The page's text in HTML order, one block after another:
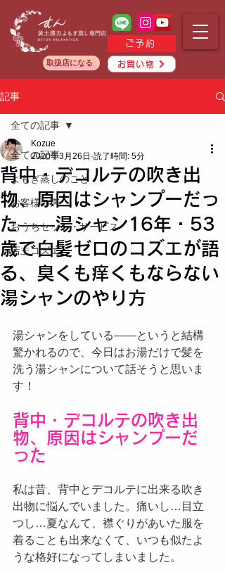
ご予約
お買い物
取扱店になる
記事
全ての記事
よもぎ蒸しのこと
お客様の声
おうちセット・サービス
店主コズエ
全ての記事
背中・デコルテの吹き出
物、原因はシャンプーだっ
た——湯シャン16年・53
歳で白髪ゼロのコズエが語
る、臭くも痒くもならない
湯シャンのやり方
Kozue
2020年3月26日 読了時間: 5分
湯シャンをしている——というと結構
驚かれるので、今日はお湯だけで髪を
洗う湯シャンについて話そうと思いま
す！
背中・デコルテの吹き出
物、原因はシャンプーだ
った
私は昔、背中とデコルテに出来る吹き
出物に悩んでいました。痛いし…目立
つし…夏なんて、襟ぐりがあいた服を
着ることも出来なくて、いつも似たよ
うな格好になってしまいました。